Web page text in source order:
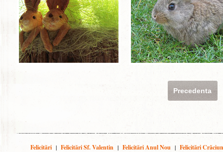
Precedenta
Felicitări | Felicitări Sf. Valentin | Felicitări Anul Nou | Felicitări